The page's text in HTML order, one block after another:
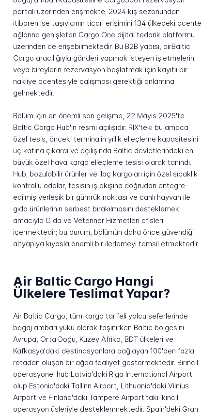
portalı üzerinden erişmekte; 2024 kış sezonundan
itibaren ise taşıyıcının ticari erişimini 134 ülkedeki acente
ağlarına genişleten Cargo One dijital tedarik platformu
üzerinden de erişebilmektedir. Bu B2B yapısı, airBaltic
Cargo aracılığıyla gönderi yapmak isteyen işletmelerin
veya bireylerin rezervasyon başlatmak için kayıtlı bir
nakliye acentesiyle çalışması gerektiği anlamına
gelmektedir.
Bölüm için en önemli son gelişme, 22 Mayıs 2025'te
Baltic Cargo Hub'ın resmi açılışıdır. RIX'teki bu amaca
özel tesis, önceki terminalin yıllık elleçleme kapasitesini
üç katına çıkardı ve açılışında Baltic devletlerindeki en
büyük özel hava kargo elleçleme tesisi olarak tanındı.
Hub; bozulabilir ürünler ve ilaç kargoları için özel sıcaklık
kontrollü odalar, tesisin iş akışına doğrudan entegre
edilmiş yerleşik bir gümrük noktası ve canlı hayvan ile
gıda ürünlerinin serbest bırakılmasını desteklemek
amacıyla Gıda ve Veteriner Hizmetleri ofisleri
içermektedir; bu durum, bölümün daha önce güvendiği
altyapıya kıyasla önemli bir ilerlemeyi temsil etmektedir.
Air Baltic Cargo Hangi
Ülkelere Teslimat Yapar?
Air Baltic Cargo, tüm kargo tarifeli yolcu seferlerinde
bagaj ambarı yükü olarak taşınırken Baltic bölgesini
Avrupa, Orta Doğu, Kuzey Afrika, BDT ülkeleri ve
Kafkasya'daki destinasyonlara bağlayan 100'den fazla
rotadan oluşan bir ağda faaliyet göstermektedir. Birincil
operasyonel hub Latvia'daki Riga International Airport
olup Estonia'daki Tallinn Airport, Lithuania'daki Vilnius
Airport ve Finland'daki Tampere Airport'taki ikincil
operasyon üsleriyle desteklenmektedir. Spain'deki Gran